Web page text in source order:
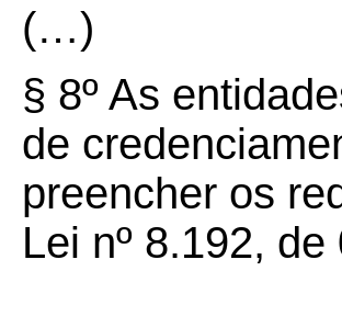
(…)
§ 8º As
de
preencher os
Lei nº 8.192,